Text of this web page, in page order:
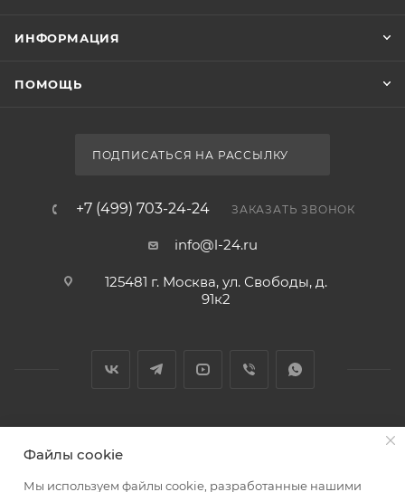
ИНФОРМАЦИЯ
ПОМОЩЬ
ПОДПИСАТЬСЯ НА РАССЫЛКУ
+7 (499) 703-24-24 ЗАКАЗАТЬ ЗВОНОК
info@l-24.ru
125481 г. Москва, ул. Свободы, д.
91к2
Файлы cookie
Мы используем файлы cookie, разработанные нашими